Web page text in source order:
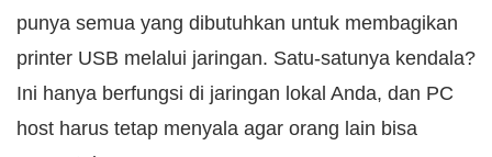
punya semua yang dibutuhkan untuk membagikan
printer USB melalui jaringan. Satu-satunya kendala?
Ini hanya berfungsi di jaringan lokal Anda, dan PC
host harus tetap menyala agar orang lain bisa